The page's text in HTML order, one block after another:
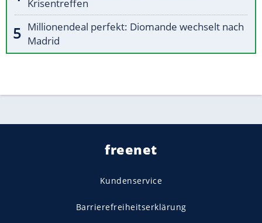
Krisentreffen
Millionendeal perfekt: Diomande wechselt nach
Madrid
freenet
Kundenservice
Barrierefreiheitserklärung